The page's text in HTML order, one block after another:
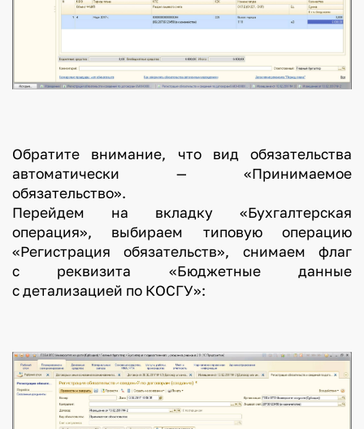
Обратите внимание, что вид обязательства
автоматически — «Принимаемое
обязательство».
Перейдем на вкладку «Бухгалтерская
операция», выбираем типовую операцию
«Регистрация обязательств», снимаем флаг
с реквизита «Бюджетные данные
с детализацией по КОСГУ»: